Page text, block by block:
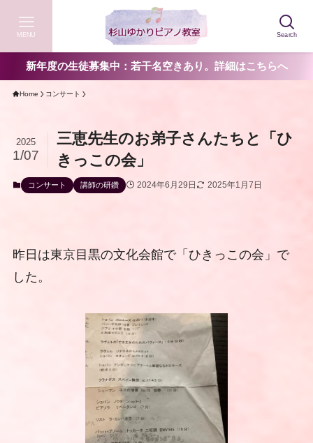
Search
MENU
新年度の生徒募集中：若干名空きあり。詳細はこちらへ
Home コンサート
三恵先生のお弟子さんたちと「ひ
きっこの会」
2025
1/07
コンサート 講師の研鑽 2024年6月29日 2025年1月7日
昨日は東京目黒の文化会館で「ひきっこの会」で
した。